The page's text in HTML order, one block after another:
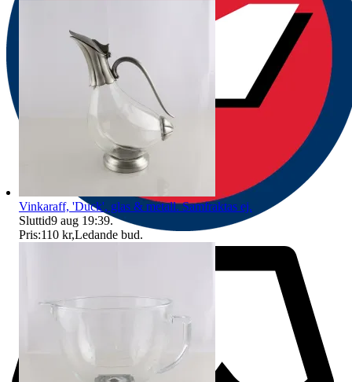
Vinkaraff, 'Duck', glas & metall. Samfraktas ej.
Sluttid9 aug 19:39.
Pris:110 kr,Ledande bud.